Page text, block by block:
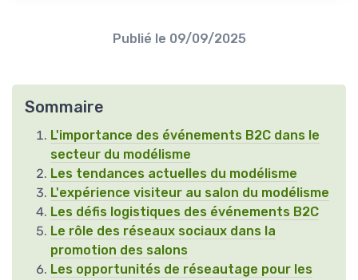
Publié le 09/09/2025
Sommaire
L'importance des événements B2C dans le
secteur du modélisme
Les tendances actuelles du modélisme
L'expérience visiteur au salon du modélisme
Les défis logistiques des événements B2C
Le rôle des réseaux sociaux dans la
promotion des salons
Les opportunités de réseautage pour les